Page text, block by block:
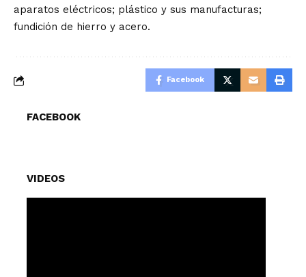
aparatos eléctricos; plástico y sus manufacturas;
fundición de hierro y acero.
Facebook
FACEBOOK
VIDEOS